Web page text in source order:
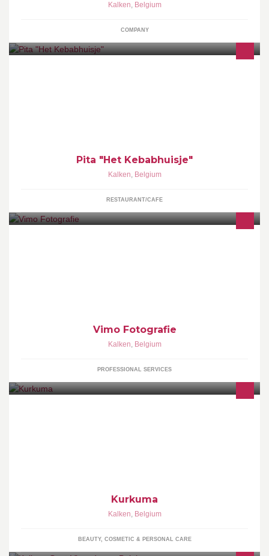
Kalken, Belgium
COMPANY
Pita "Het Kebabhuisje"
Kalken, Belgium
RESTAURANT/CAFE
Vimo Fotografie
Kalken, Belgium
PROFESSIONAL SERVICES
Kurkuma
Kalken, Belgium
BEAUTY, COSMETIC & PERSONAL CARE